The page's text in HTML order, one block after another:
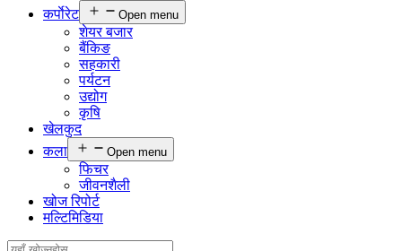
कर्पाेरेट
Open menu
शेयर बजार
बैंकिङ
सहकारी
पर्यटन
उद्योग
कृषि
खेलकुद
कला
Open menu
फिचर
जीवनशैली
खोज रिपोर्ट
मल्टिमिडिया